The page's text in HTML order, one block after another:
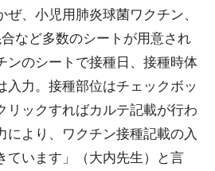
、小児用肺炎球菌ワクチン、
など多数のシートが用意され
ンのシートで接種日、接種時体
入力。接種部位はチェックボッ
リックすればカルテ記載が行わ
により、ワクチン接種記載の入
ています」（大内先生）と言